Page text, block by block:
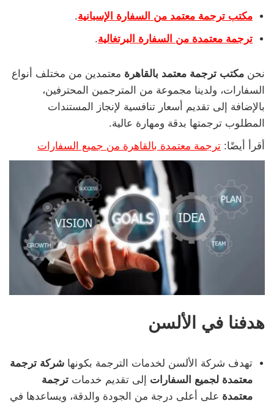
مكتب ترجمة معتمد من السفارة الإسبانية.
ترجمة معتمدة من السفارة البرتغالية.
نحن مكتب ترجمة معتمد بالقاهرة معتمدين من مختلف أنواع
السفارات، ولدينا مجموعة من المترجمين المحترفين،
بالإضافة إلى تقديم أسعار تنافسية لإنجاز المستندات
المطلوب ترجمتها بدقة ومهارة عالية.
أقرأ أيضًا: ترجمة معتمدة بالقاهرة من جميع السفارات
هدفنا في الألسن
تهدف شركة الألسن لخدمات الترجمة بكونها شركة ترجمة
معتمدة لجميع السفارات إلى تقديم خدمات ترجمة
معتمدة على أعلى درجة من الجودة والدقة، ويساعدها في